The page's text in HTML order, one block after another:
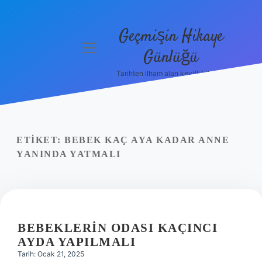
Yasal Uyarı
menüyü
Geçmişin Hikaye
Günlüğü
Tarihten ilham alan keyifli bilgiler!
ETIKET: BEBEK KAÇ AYA KADAR ANNE
YANINDA YATMALI
BEBEKLERIN ODASI KAÇINCI
AYDA YAPILMALI
Tarih: Ocak 21, 2025